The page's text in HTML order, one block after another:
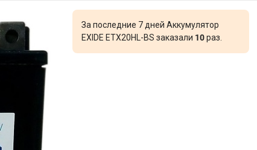
За последние 7 дней Аккумулятор
EXIDE ETX20HL-BS заказали 10раз.